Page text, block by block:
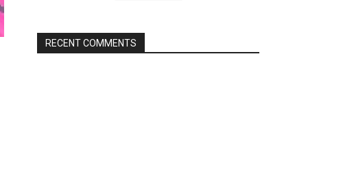
RECENT COMMENTS